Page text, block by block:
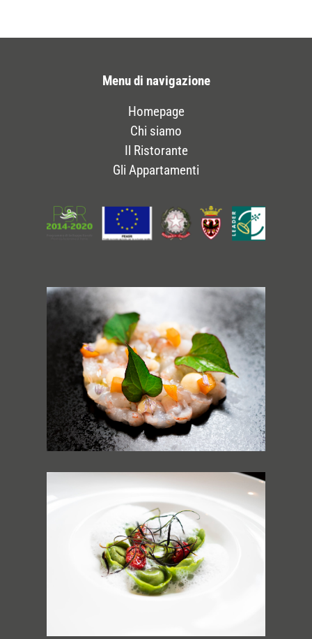
Menu di navigazione
Homepage
Chi siamo
Il Ristorante
Gli Appartamenti